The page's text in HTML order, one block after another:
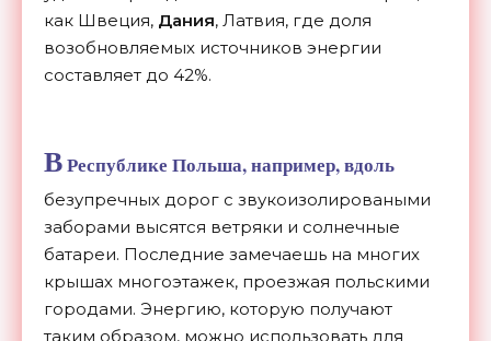
как Швеция, Дания, Латвия, где доля
возобновляемых источников энергии
составляет до 42%.
ВРеспублике Польша, например, вдоль
безупречных дорог с звукоизолироваными
заборами высятся ветряки и солнечные
батареи. Последние замечаешь на многих
крышах многоэтажек, проезжая польскими
городами. Энергию, которую получают
таким образом, можно использовать для